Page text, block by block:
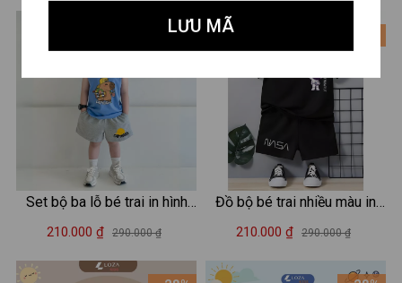
- 28%
Set bộ ba lỗ bé trai in hình
Capybara - Loza Kids BL347
210.000 ₫ 290.000 ₫
Đồ bộ bé trai nhiều màu in
hình - Set đồ bé trai (áo thun
42kg - Loza G0188
210.000 ₫ 290.000 ₫
LƯU MÃ